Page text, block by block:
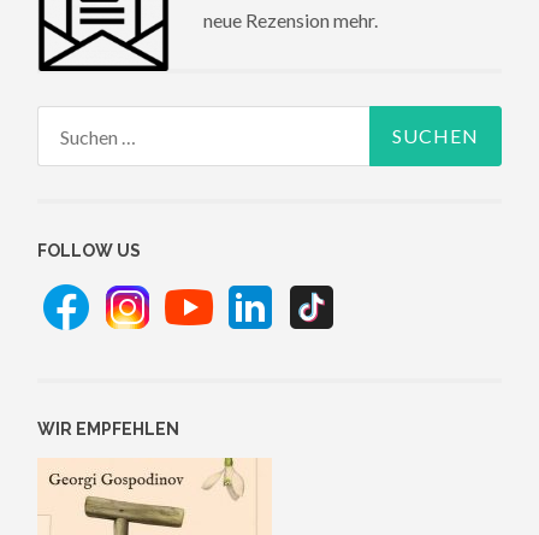
neue Rezension mehr.
FOLLOW US
WIR EMPFEHLEN